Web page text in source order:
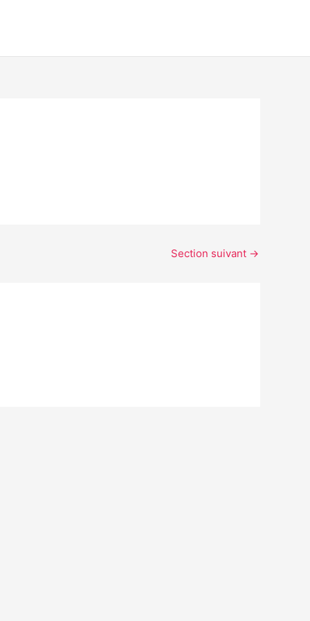
Section suivant →